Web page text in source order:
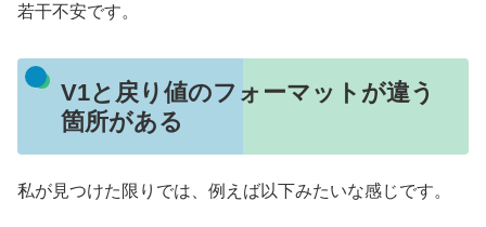
若干不安です。
V1と戻り値のフォーマットが違う
箇所がある
私が見つけた限りでは、例えば以下みたいな感じです。